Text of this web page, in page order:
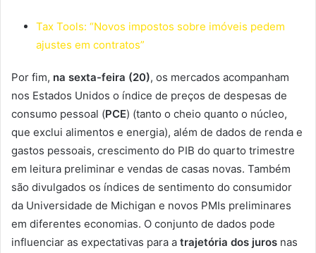
Tax Tools: “Novos impostos sobre imóveis pedem
ajustes em contratos”
Por fim, na sexta-feira (20), os mercados acompanham
nos Estados Unidos o índice de preços de despesas de
consumo pessoal (PCE) (tanto o cheio quanto o núcleo,
que exclui alimentos e energia), além de dados de renda e
gastos pessoais, crescimento do PIB do quarto trimestre
em leitura preliminar e vendas de casas novas. Também
são divulgados os índices de sentimento do consumidor
da Universidade de Michigan e novos PMIs preliminares
em diferentes economias. O conjunto de dados pode
influenciar as expectativas para a trajetória dos juros nas